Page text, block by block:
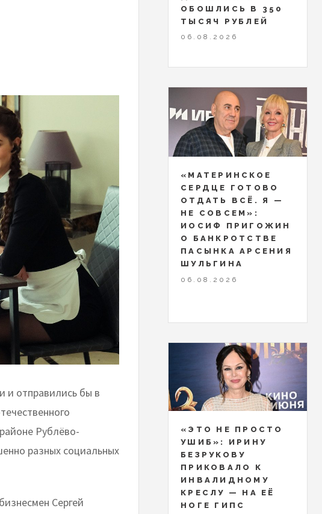
и отправились бы в
Рублёво-
разных социальных
Сергей
ОБОШЛИСЬ В 350
ТЫСЯЧ РУБЛЕЙ
06.08.2026
«МАТЕРИНСКОЕ
СЕРДЦЕ ГОТОВО
ОТДАТЬ ВСЁ. Я —
НЕ СОВСЕМ»:
ИОСИФ ПРИГОЖИН
О БАНКРОТСТВЕ
ПАСЫНКА АРСЕНИЯ
ШУЛЬГИНА
06.08.2026
«ЭТО НЕ ПРОСТО
УШИБ»: ИРИНУ
БЕЗРУКОВУ
ПРИКОВАЛО К
ИНВАЛИДНОМУ
КРЕСЛУ — НА ЕЁ
НОГЕ ГИПС